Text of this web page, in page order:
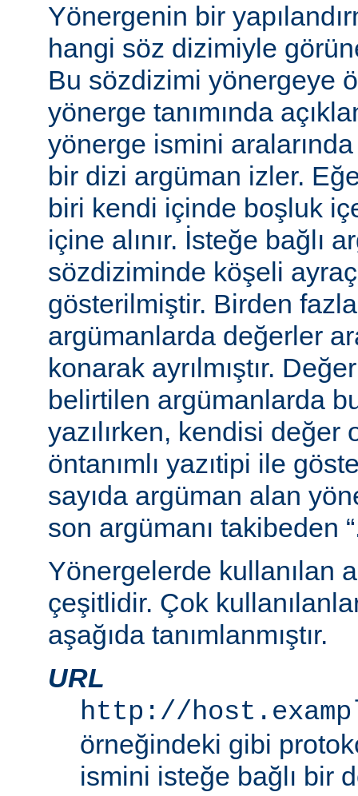
Yönergenin bir
hangi söz dizimiyle
Bu sözdizimi yönergeye
yönerge tanımında
yönerge ismini aralarında
bir dizi argüman izler.
biri kendi içinde boşluk
içine alınır. İsteğe bağlı
sözdiziminde köşeli
gösterilmiştir. Birden
argümanlarda değerler
konarak ayrılmıştır.
belirtilen argümanlarda
yazılırken, kendisi değer
öntanımlı yazıtipi ile
sayıda argüman alan
son argümanı takibeden
Yönergelerde kullanılan
çeşitlidir. Çok
aşağıda tanımlanmıştır.
URL
http://
örneğindeki gibi
ismini isteğe bağlı bir